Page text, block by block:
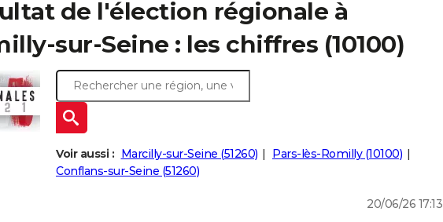
de l'élection régionale à
sur-Seine : les chiffres (10100)
Voir aussi : Marcilly-sur-Seine (51260)
Pars-lès-Romilly (10100)
Conflans-sur-Seine (51260)
20/06/26 17:13